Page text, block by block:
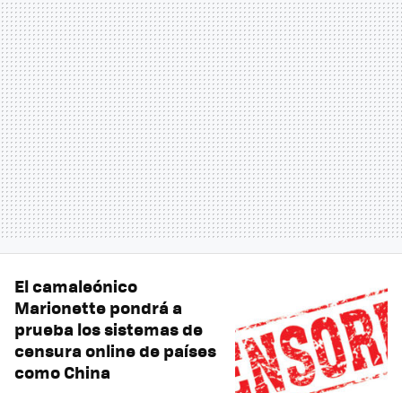
El camaleónico
Marionette pondrá a
prueba los sistemas de
censura online de países
como China